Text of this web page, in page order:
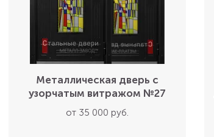
Металлическая дверь с
узорчатым витражом №27
от 35 000 руб.